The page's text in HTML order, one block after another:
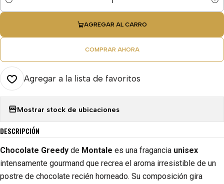
Cantidad
AGREGAR AL CARRO
COMPRAR AHORA
Agregar a la lista de favoritos
Mostrar stock de ubicaciones
DESCRIPCIÓN
Chocolate Greedy de Montale es una fragancia unisex
intensamente gourmand que recrea el aroma irresistible de un
postre de chocolate recién horneado. Su composición gira